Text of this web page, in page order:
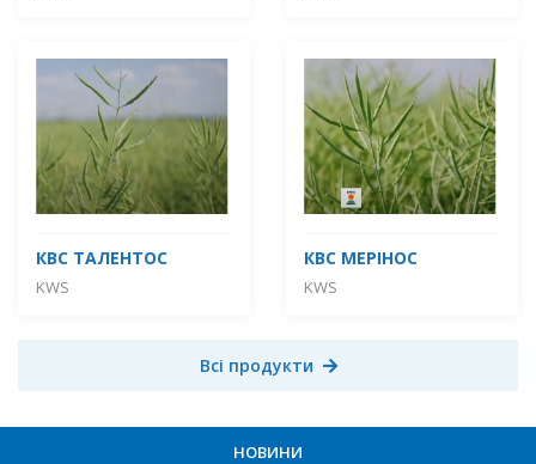
КВС ТАЛЕНТОС
KWS
КВС МЕРІНОС
KWS
Всі продукти
НОВИНИ